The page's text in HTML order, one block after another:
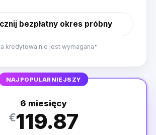
bezpłatny okres próbny
kredytowa nie jest wymagana*
NAJPOPULARNIEJSZY
6 miesięcy
€119.87